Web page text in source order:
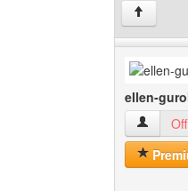
↑
ellen-
ellen-